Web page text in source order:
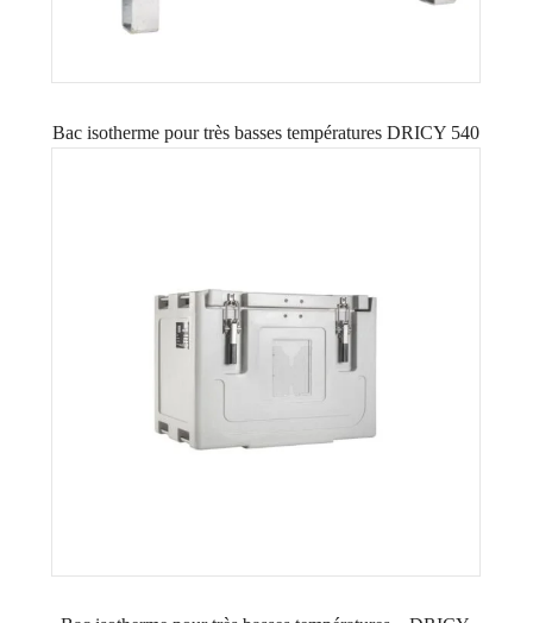
Bac isotherme pour très basses températures DRICY 540